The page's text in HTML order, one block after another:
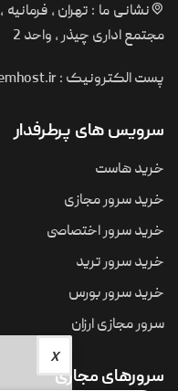
نشانی ما : تهران ، فرمانیه
مجتمع اداری چیذر ، واحد 2
پست الکترونیک :
سرویس های پرطرفدار
خرید هاست
خرید سرور مجازی
خرید سرور اختصاصی
خرید سرور ترید
خرید سرور بورس
سرور مجازی ارزان
سرورهای مجازی